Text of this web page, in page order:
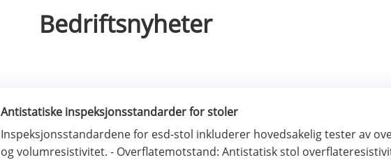
Bedriftsnyheter
Antistatiske inspeksjonsstandarder for stoler
Inspeksjonsstandardene for esd-stol inkluderer hovedsakelig tester av
og volumresistivitet. - Overflatemotstand: Antistatisk stol